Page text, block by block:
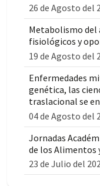
26 de Agosto del
Metabolismo del
fisiológicos y
19 de Agosto del
Enfermedades
genética, las
traslacional se
04 de Agosto del
Jornadas
de los Alimentos
23 de Julio del